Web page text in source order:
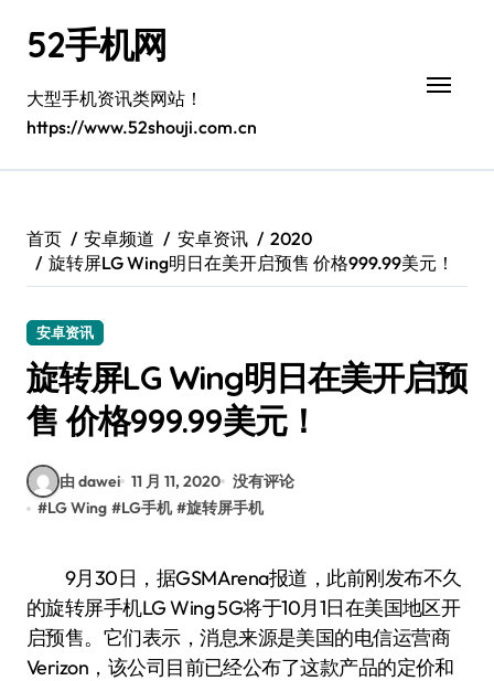
52手机网
大型手机资讯类网站！
https://www.52shouji.com.cn
首页 安卓频道 安卓资讯
2020
旋转屏LG Wing明日在美开启预售 价格999.99美元！
安卓资讯
旋转屏LG Wing明日在美开启预
售 价格999.99美元！
由 dawei 11 月 11, 2020 没有评论
#LG Wing #LG手机 #旋转屏手机
9月30日，据GSMArena报道，此前刚发布不久
的旋转屏手机LG Wing 5G将于10月1日在美国地区开
启预售。它们表示，消息来源是美国的电信运营商
Verizon，该公司目前已经公布了这款产品的定价和